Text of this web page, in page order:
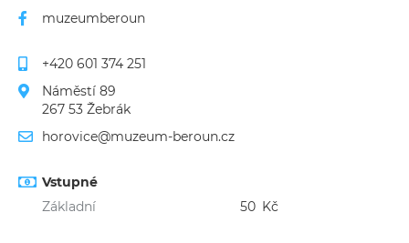
muzeumberoun
+420 601 374 251
Náměstí 89
267 53 Žebrák
horovice@muzeum-beroun.cz
Vstupné
Základní
50 Kč